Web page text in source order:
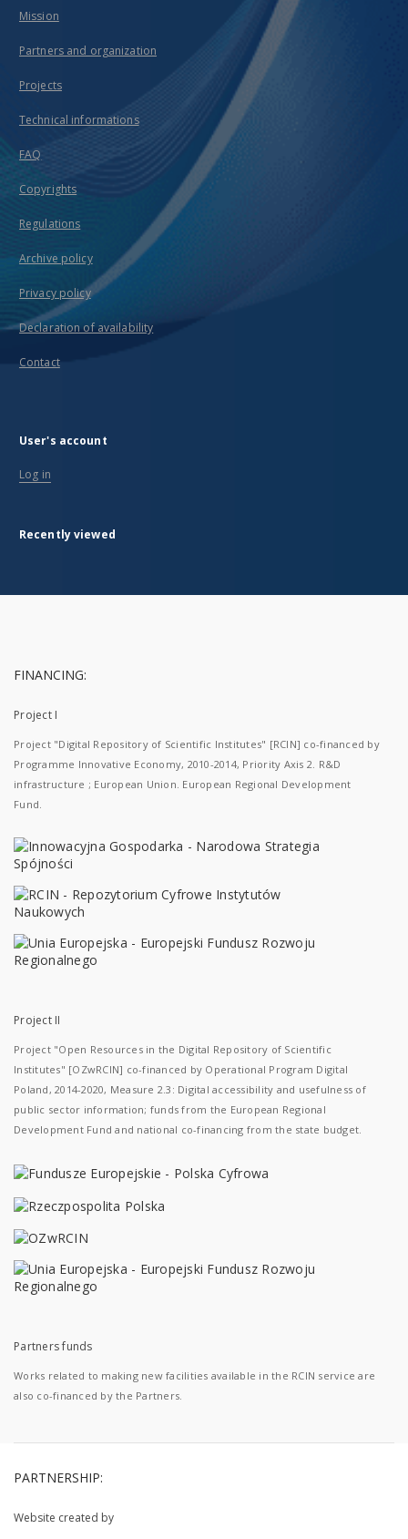
Mission
Partners and organization
Projects
Technical informations
FAQ
Copyrights
Regulations
Archive policy
Privacy policy
Declaration of availability
Contact
User's account
Log in
Recently viewed
FINANCING:
Project I
Project "Digital Repository of Scientific Institutes" [RCIN] co-financed by
Programme Innovative Economy, 2010-2014, Priority Axis 2. R&D
infrastructure ; European Union. European Regional Development
Fund.
Project II
Project "Open Resources in the Digital Repository of Scientific
Institutes" [OZwRCIN] co-financed by Operational Program Digital
Poland, 2014-2020, Measure 2.3: Digital accessibility and usefulness of
public sector information; funds from the European Regional
Development Fund and national co-financing from the state budget.
Partners funds
Works related to making new facilities available in the RCIN service are
also co-financed by the Partners.
PARTNERSHIP:
Website created by